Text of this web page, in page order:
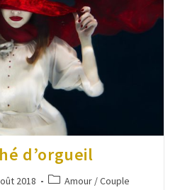
d’orgueil
2018 Amour / Couple